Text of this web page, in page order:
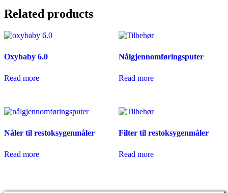
Related products
Oxybaby 6.0
Read more
Nålgjennomføringsputer
Read more
Nåler til restoksygenmåler
Read more
Filter til restoksygenmåler
Read more